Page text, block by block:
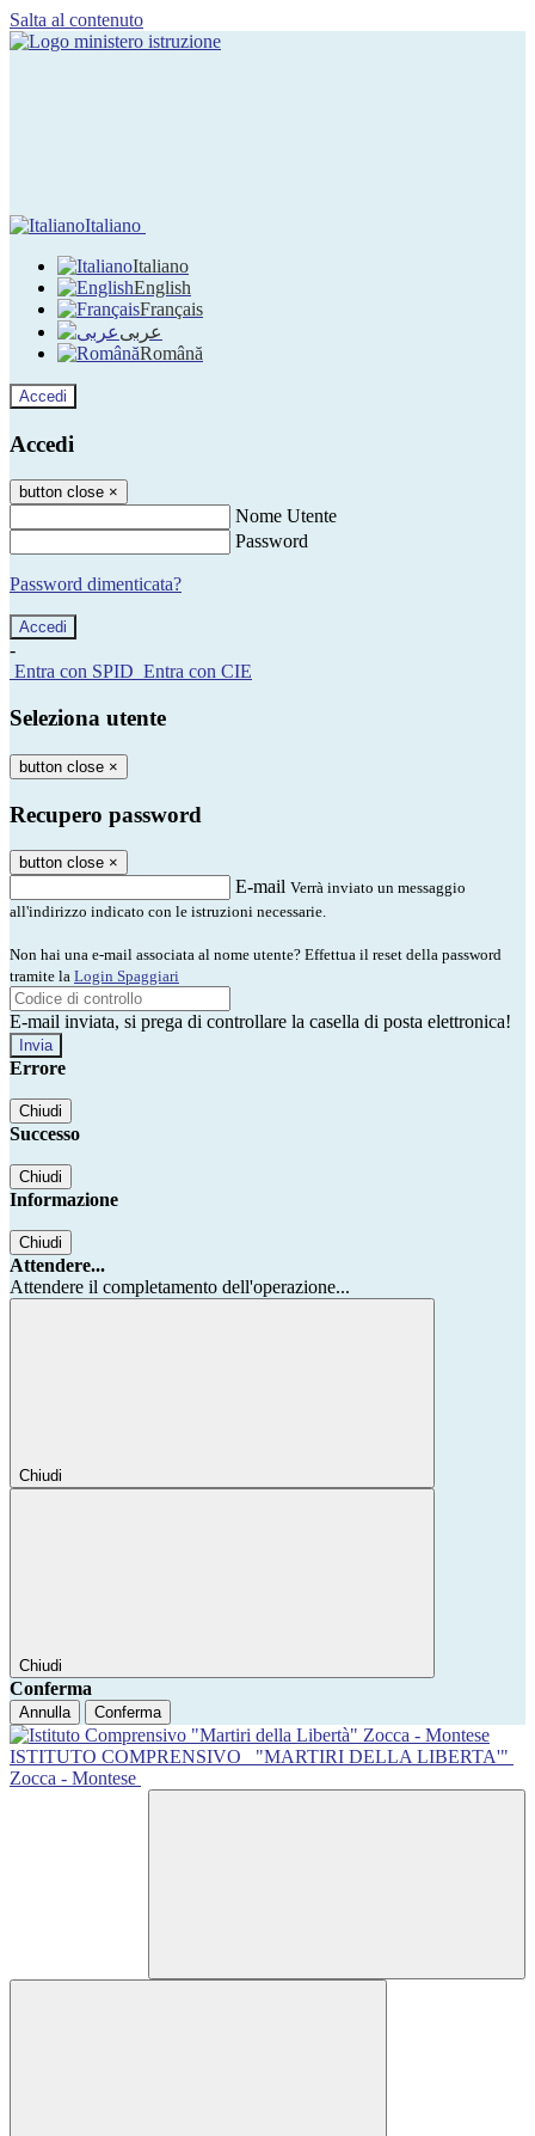
Salta al contenuto
Italiano
Italiano
English
Français
عربى
Română
Accedi
Accedi
button close ×
Nome Utente
Password
Password dimenticata?
-
Entra con SPID Entra con CIE
Seleziona utente
button close ×
Recupero password
button close ×
E-mail Verrà inviato un messaggio
all'indirizzo indicato con le istruzioni necessarie.
Non hai una e-mail associata al nome utente? Effettua il reset della password
tramite la Login Spaggiari
E-mail inviata, si prega di controllare la casella di posta elettronica!
Errore
Chiudi
Successo
Chiudi
Informazione
Chiudi
Attendere...
Attendere il completamento dell'operazione...
Chiudi
Chiudi
Conferma
Annulla Conferma
ISTITUTO COMPRENSIVO
"MARTIRI DELLA LIBERTA'"
Zocca - Montese